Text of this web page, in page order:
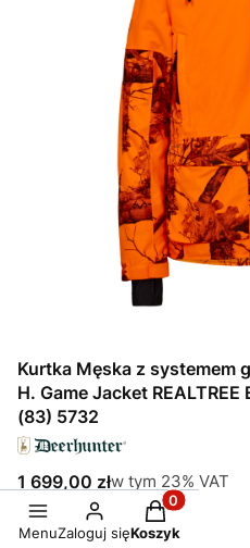
Kurtka Męska z systemem
H. Game Jacket REALTREE
(83) 5732
Cena brutto
1 699,00 złw tym %s VAT
w tym 23% VAT
Cena netto
1 381,30 złbez 23% VAT
MenuZaloguj się
Produkty w
Koszyk